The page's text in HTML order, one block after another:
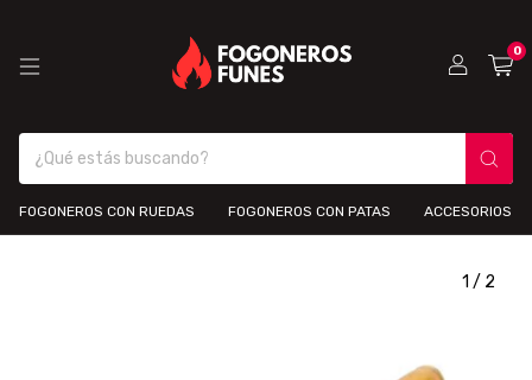
0
FOGONEROS CON RUEDAS FOGONEROS CON PATAS ACCESORIOS
1 / 2